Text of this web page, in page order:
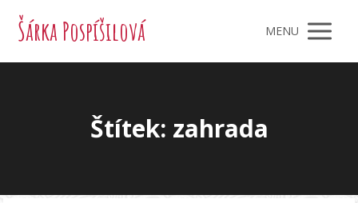
Šárka Pospíšilová MENU
Štítek: zahrada